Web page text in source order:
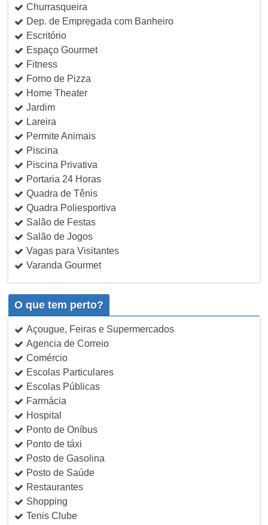
Churrasqueira
Dep. de Empregada com Banheiro
Escritório
Espaço Gourmet
Fitness
Forno de Pizza
Home Theater
Jardim
Lareira
Permite Animais
Piscina
Piscina Privativa
Portaria 24 Horas
Quadra de Tênis
Quadra Poliesportiva
Salão de Festas
Salão de Jogos
Vagas para Visitantes
Varanda Gourmet
O que tem perto?
Açougue, Feiras e Supermercados
Agencia de Correio
Comércio
Escolas Particulares
Escolas Públicas
Farmácia
Hospital
Ponto de Oníbus
Ponto de táxi
Posto de Gasolina
Posto de Saúde
Restaurantes
Shopping
Tenis Clube